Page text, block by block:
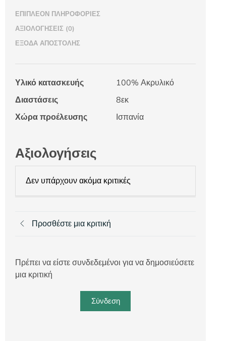
ΕΠΙΠΛΈΟΝ ΠΛΗΡΟΦΟΡΊΕΣ
ΑΞΙΟΛΟΓΉΣΕΙΣ (0)
ΈΞΟΔΑ ΑΠΟΣΤΟΛΉΣ
Υλικό κατασκευής
100% Ακρυλικό
Διαστάσεις
8εκ
Χώρα προέλευσης
Ισπανία
Αξιολογήσεις
Δεν υπάρχουν ακόμα κριτικές
Προσθέστε μια κριτική
Πρέπει να είστε συνδεδεμένοι για να δημοσιεύσετε
μια κριτική
Σύνδεση